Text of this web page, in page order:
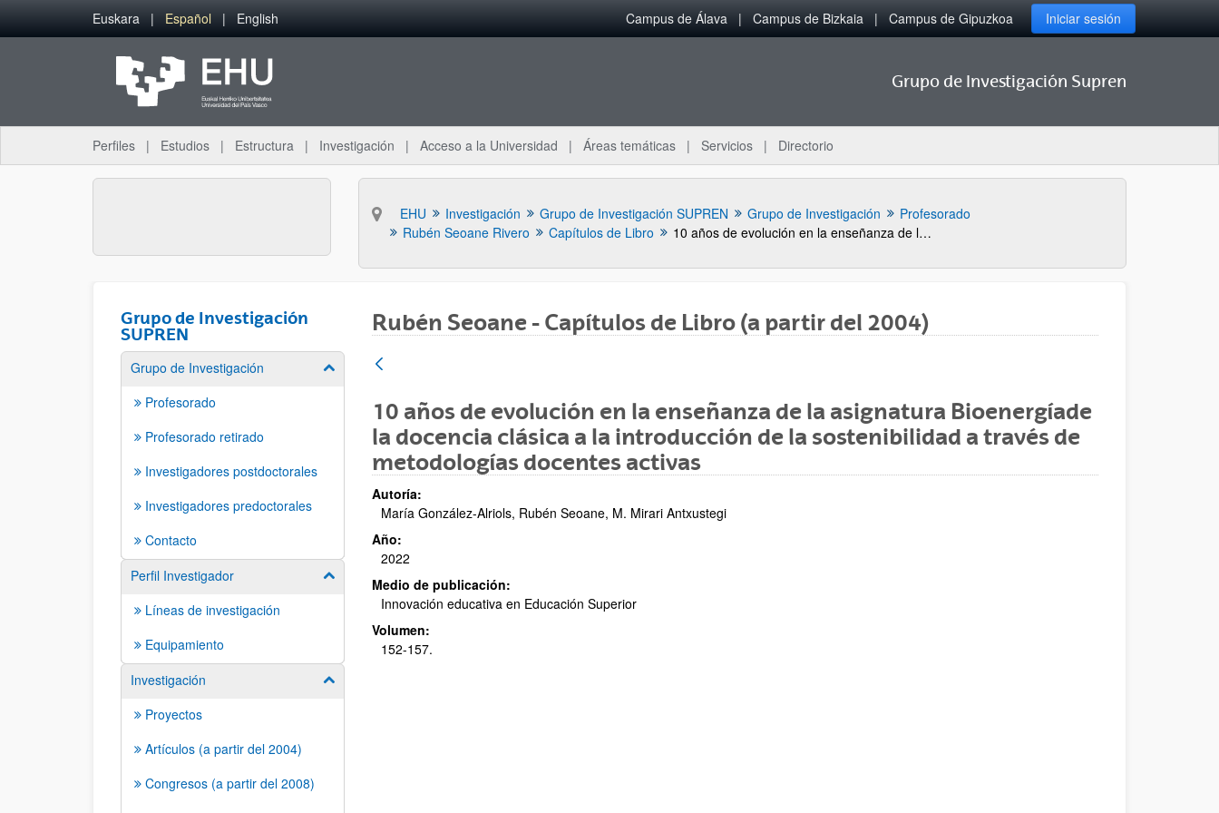
Saltar al contenido principal
Euskara Español English Campus de Álava Campus de Bizkaia Campus de Gipuzkoa Iniciar sesión
Grupo de Investigación Supren
Perfiles Estudios Estructura Investigación Acceso a la Universidad Áreas temáticas Servicios Directorio
EHU Investigación Grupo de Investigación SUPREN Grupo de Investigación
Profesorado
Rubén Seoane Rivero
Capítulos de Libro 10 años de evolución en la enseñanza de la asignatura Bioenergíade la docencia clásica a la introducción de la sostenibilidad a través de metodologías docentes activas
Grupo de Investigación
SUPREN
Grupo de Investigación Mostrar/ocultar subpáginas
Profesorado
Profesorado retirado
Investigadores postdoctorales
Investigadores predoctorales
Contacto
Perfil Investigador
Mostrar/ocultar subpáginas
Líneas de investigación
Equipamiento
Investigación
Mostrar/ocultar subpáginas
Proyectos
Artículos (a partir del 2004)
Congresos (a partir del 2008)
Rubén Seoane - Capítulos de Libro (a partir del 2004)
10 años de evolución en la enseñanza de la asignatura Bioenergíade
la docencia clásica a la introducción de la sostenibilidad a través de
metodologías docentes activas
Autoría:
María González-Alriols, Rubén Seoane, M. Mirari Antxustegi
Año:
2022
Medio de publicación:
Innovación educativa en Educación Superior
Volumen:
152-157.